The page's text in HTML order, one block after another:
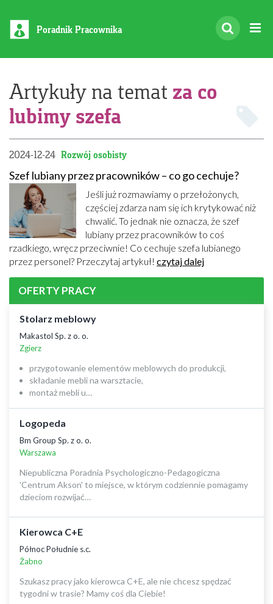
Poradnik Pracownika
Artykuły na temat za co
lubimy szefa
2024-12-24 Rozwój osobisty
Szef lubiany przez pracowników – co go cechuje?
Jeśli już rozmawiamy o przełożonych,
częściej zdarza nam się ich krytykować niż
chwalić. To jednak nie oznacza, że szef
lubiany przez pracowników to coś
rzadkiego, wręcz przeciwnie! Co cechuje szefa lubianego
przez personel? Przeczytaj artykuł! czytaj dalej
OFERTY PRACY
Stolarz meblowy
Makastol Sp. z o. o.
Zgierz
przygotowanie elementów meblowych do produkcji,
składanie mebli na warsztacie,
montaż mebli u…
Logopeda
Bm Group Sp. z o. o.
Warszawa
Niepubliczna Poradnia Psychologiczno-Pedagogiczna
'Centrum Akson' to miejsce, w którym codziennie pomagamy
dzieciom rozwijać…
Kierowca C+E
Północ Południe s.c.
Żabno
Szukasz pracy jako kierowca C+E, ale nie chcesz spędzać
tygodni w trasie? Mamy coś dla Ciebie!